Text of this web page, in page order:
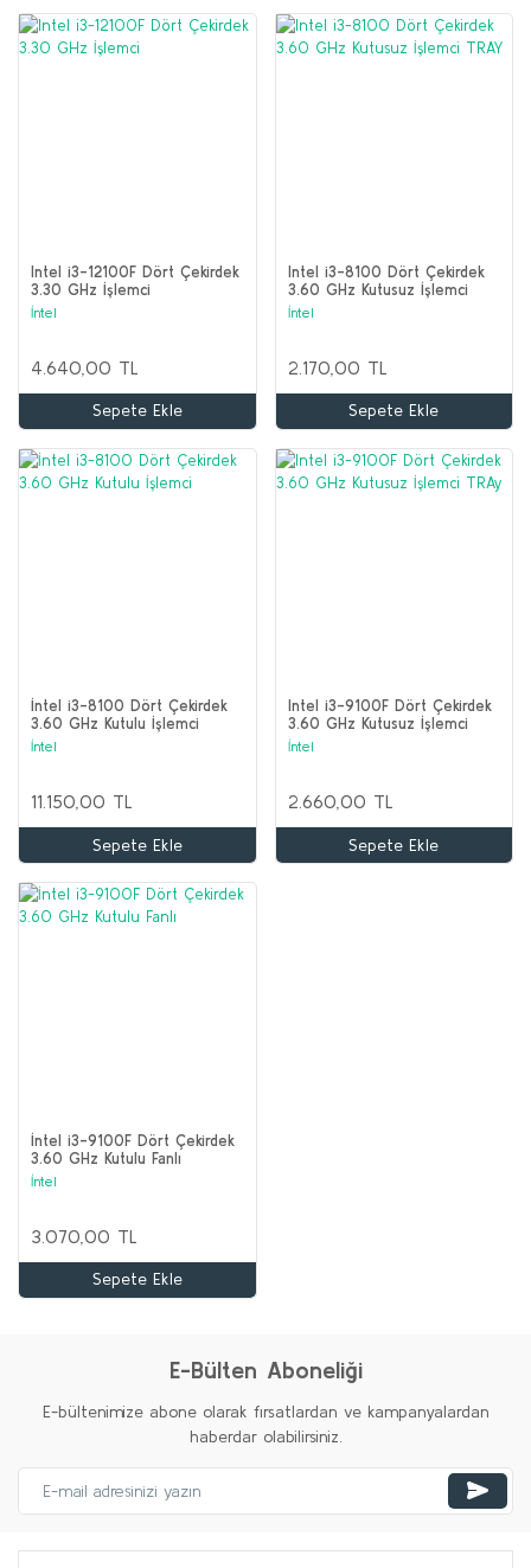
Intel i3-12100F Dört Çekirdek
3.30 GHz İşlemci
İntel
4.640,00 TL
Sepete Ekle
Intel i3-8100 Dört Çekirdek
3.60 GHz Kutusuz İşlemci
TRAY
İntel
2.170,00 TL
Sepete Ekle
İntel i3-8100 Dört Çekirdek
3.60 GHz Kutulu İşlemci
İntel
11.150,00 TL
Sepete Ekle
Intel i3-9100F Dört Çekirdek
3.60 GHz Kutusuz İşlemci
TRAy
İntel
2.660,00 TL
Sepete Ekle
İntel i3-9100F Dört Çekirdek
3.60 GHz Kutulu Fanlı
İntel
3.070,00 TL
Sepete Ekle
E-Bülten Aboneliği
E-bültenimize abone olarak fırsatlardan ve kampanyalardan
haberdar olabilirsiniz.